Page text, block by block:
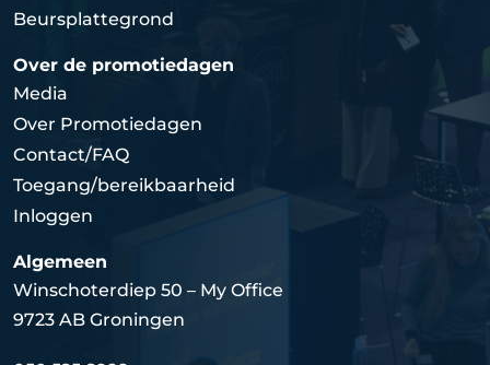
Beursplattegrond
Over de promotiedagen
Media
Over Promotiedagen
Contact/FAQ
Toegang/bereikbaarheid
Inloggen
Algemeen
Winschoterdiep 50 – My Office
9723 AB Groningen